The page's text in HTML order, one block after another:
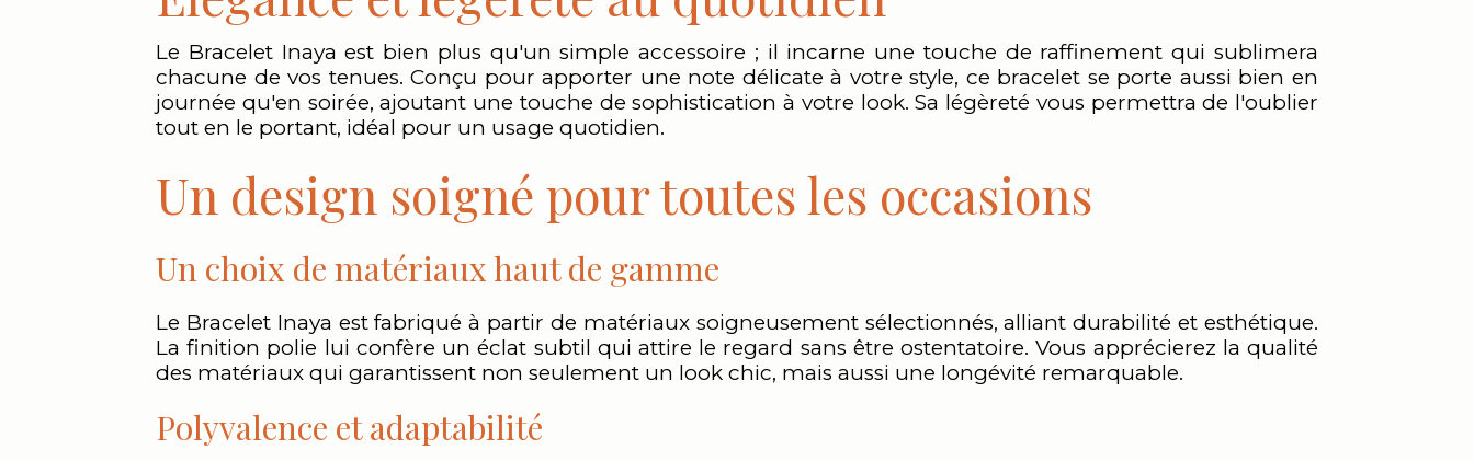
Le Bracelet Inaya est bien plus qu'un simple accessoire ; il incarne une touche de raffinement qui sublimera
chacune de vos tenues. Conçu pour apporter une note délicate à votre style, ce bracelet se porte aussi bien en
journée qu'en soirée, ajoutant une touche de sophistication à votre look. Sa légèreté vous permettra de l'oublier
tout en le portant, idéal pour un usage quotidien.
Un design soigné pour toutes les occasions
Un choix de matériaux haut de gamme
Le Bracelet Inaya est fabriqué à partir de matériaux soigneusement sélectionnés, alliant durabilité et esthétique.
La finition polie lui confère un éclat subtil qui attire le regard sans être ostentatoire. Vous apprécierez la qualité
des matériaux qui garantissent non seulement un look chic, mais aussi une longévité remarquable.
Polyvalence et adaptabilité